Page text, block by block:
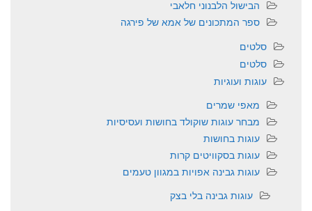
הבישול הלבנוני חלאבי
ספר המתכונים של אמא של פירגה
סלטים
סלטים
עוגות ועוגיות
מאפי שמרים
מבחר עוגות שוקולד בחושות ועסיסיות
עוגות בחושות
עוגות בסקוויטים קרות
עוגות גבינה אפויות במגוון טעמים
עוגות גבינה בלי בצק